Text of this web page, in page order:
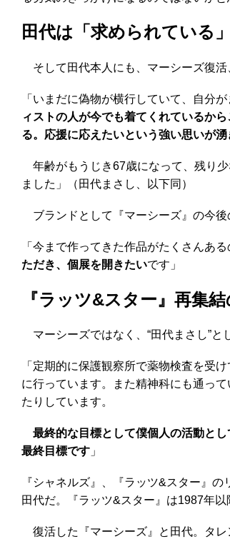
田代は「求められている」
そして田代本人にも、マーシーズ復活
「いまだに偽物が横行していて、自分
ィストの人が今でも着てくれているか
る。応援に応えたいという強い思いが湧
年齢がもうじき67歳になって、残り
ました」（田代まさし、以下同）
ブランドとして『マーシーズ』の今後
「今まで作ってきた作品がたくさんあ
ただき、個展を開きたいです」
『ラッツ&スター』再集
マーシーズではなく、“田代まさし”と
「定期的に保護観察所で薬物検査を受
に行っています。また精神科にも通っ
たりしています。
最終的な目標として僕個人の活動と
最終目標です 」
『シャネルズ』、『ラッツ&スター』
田代だ。『ラッツ&スター』は1987年以
復活した『マーシーズ』と田代。タレ